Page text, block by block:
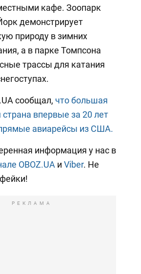
кафе. Зоопарк
демонстрирует
природу в зимних
а в парке Томпсона
трассы для катания
сообщал, что большая
впервые за 20 лет
авиарейсы из США.
информация у нас в
OBOZ.UA и Viber. Не
РЕКЛАМА